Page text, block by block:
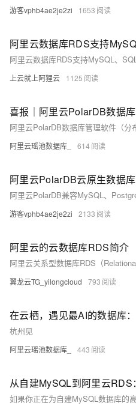
游客vphb4ae2je2zi 1653
上云就上阿狸云 1125
阿里云瑶池数据库_ 614
游客vphb4ae2je2zi 2133
阿里云的云数据库RDS简介
翼龙云TG_yilongcloud 793
杭州见
阿里云瑶池数据库_ 443
从自建MySQL到阿里云